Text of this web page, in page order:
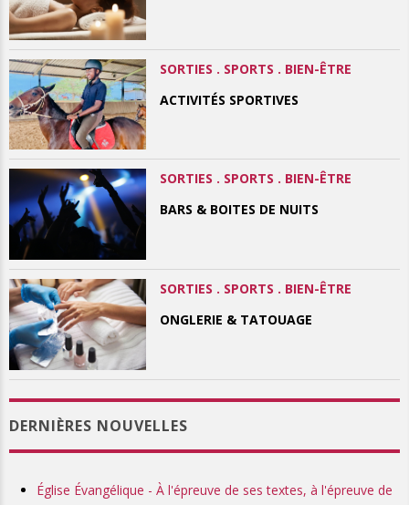
SORTIES . SPORTS . BIEN-ÊTRE
ACTIVITÉS SPORTIVES
SORTIES . SPORTS . BIEN-ÊTRE
BARS & BOITES DE NUITS
SORTIES . SPORTS . BIEN-ÊTRE
ONGLERIE & TATOUAGE
DERNIÈRES NOUVELLES
Église Évangélique - À l'épreuve de ses textes, à l'épreuve de